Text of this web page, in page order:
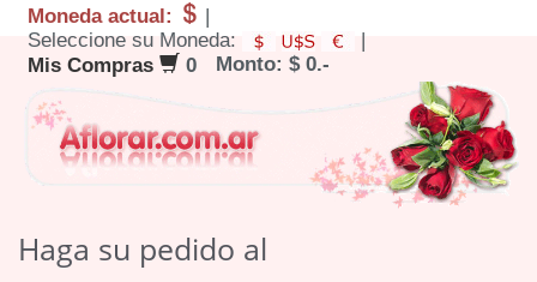
Moneda actual:
|
Seleccione su Moneda:
|
Mis Compras
0 Monto: $ 0.-
Haga su pedido al